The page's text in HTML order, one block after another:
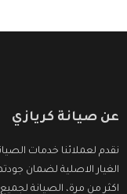
عن صيانة كريازي
نقدم لعملائنا خدمات
الغيار الاصلية لضمان
اكثر من مرة، الصيانة